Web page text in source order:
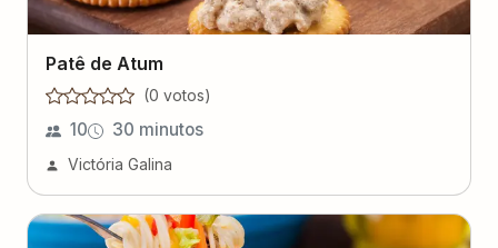
Patê de Atum
(0 votos)
10 30 minutos
Victória Galina